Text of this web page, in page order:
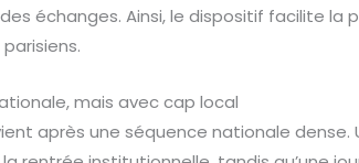
échanges. Ainsi, le dispositif facilite la
mais avec cap local
après une séquence nationale